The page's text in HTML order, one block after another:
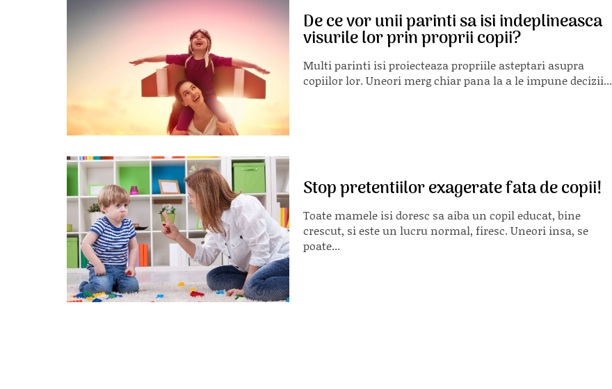
De ce vor unii parinti sa isi indeplineasca
visurile lor prin proprii copii?
Multi parinti isi proiecteaza propriile asteptari asupra
copiilor lor. Uneori merg chiar pana la a le impune decizii...
Stop pretentiilor exagerate fata de copii!
Toate mamele isi doresc sa aiba un copil educat, bine
crescut, si este un lucru normal, firesc. Uneori insa, se
poate...